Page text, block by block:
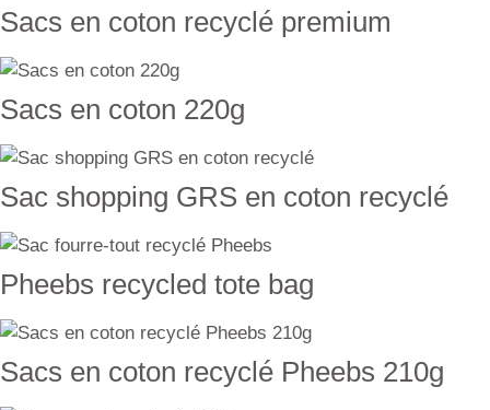
Sacs en coton recyclé premium
Sacs en coton 220g
Sac shopping GRS en coton recyclé
Pheebs recycled tote bag
Sacs en coton recyclé Pheebs 210g